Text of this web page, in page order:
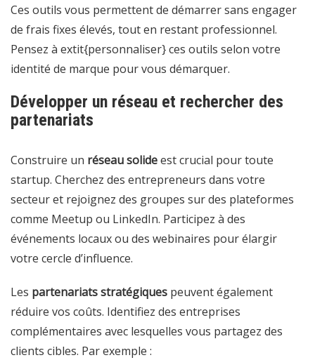
Ces outils vous permettent de démarrer sans engager
de frais fixes élevés, tout en restant professionnel.
Pensez à extit{personnaliser} ces outils selon votre
identité de marque pour vous démarquer.
Développer un réseau et rechercher des
partenariats
Construire un réseau solideest crucial pour toute
startup. Cherchez des entrepreneurs dans votre
secteur et rejoignez des groupes sur des plateformes
comme Meetup ou LinkedIn. Participez à des
événements locaux ou des webinaires pour élargir
votre cercle d’influence.
Les partenariats stratégiques peuvent également
réduire vos coûts. Identifiez des entreprises
complémentaires avec lesquelles vous partagez des
clients cibles. Par exemple :